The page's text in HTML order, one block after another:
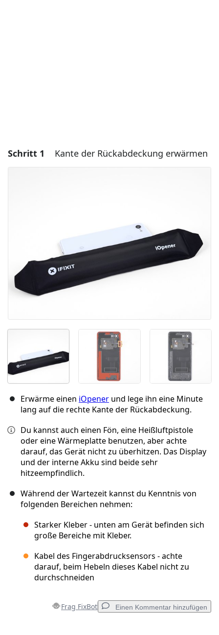
Schritt 1 Kante der Rückabdeckung erwärmen
Erwärme einen iOpener und lege ihn eine Minute
lang auf die rechte Kante der Rückabdeckung.
Du kannst auch einen Fön, eine Heißluftpistole
oder eine Wärmeplatte benutzen, aber achte
darauf, das Gerät nicht zu überhitzen. Das Display
und der interne Akku sind beide sehr
hitzeempfindlich.
Während der Wartezeit kannst du Kenntnis von
folgenden Bereichen nehmen:
Starker Kleber - unten am Gerät befinden sich
große Bereiche mit Kleber.
Kabel des Fingerabdrucksensors - achte
darauf, beim Hebeln dieses Kabel nicht zu
durchschneiden
Frag FixBot Einen Kommentar hinzufügen